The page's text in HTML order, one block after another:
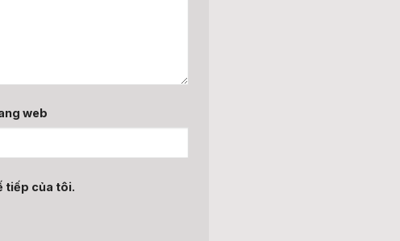
web
tiếp của tôi.